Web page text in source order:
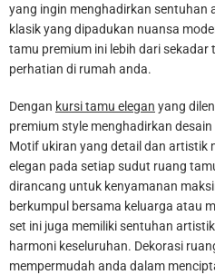
yang ingin menghadirkan sentuhan
klasik yang dipadukan nuansa
tamu premium ini lebih dari
perhatian di rumah anda.
Dengan kursi tamu elegan yang
premium style menghadirkan
Motif ukiran yang detail dan artistik
elegan pada setiap sudut ruang
dirancang untuk kenyamanan
berkumpul bersama keluarga atau
set ini juga memiliki sentuhan
harmoni keseluruhan. Dekorasi
mempermudah anda dalam